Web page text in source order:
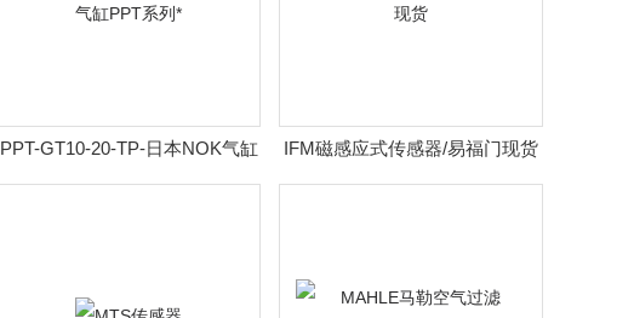
PPT-GT10-20-TP-日本NOK气缸
PPT系列*
IFM磁感应式传感器/易福门现货